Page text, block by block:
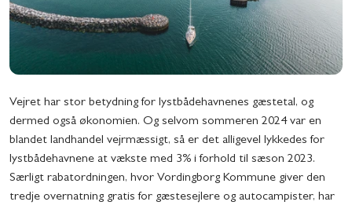
Vejret har stor betydning for lystbådehavnenes gæstetal, og
dermed også økonomien. Og selvom sommeren 2024 var en
blandet landhandel vejrmæssigt, så er det alligevel lykkedes for
lystbådehavnene at vækste med 3% i forhold til sæson 2023.
Særligt rabatordningen, hvor Vordingborg Kommune giver den
tredje overnatning gratis for gæstesejlere og autocampister, har